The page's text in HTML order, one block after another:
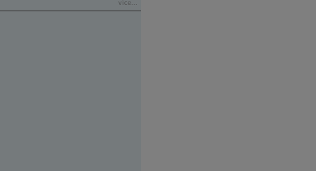
více...